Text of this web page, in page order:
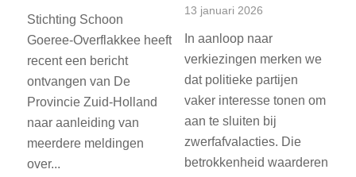
Stichting Schoon
Goeree-Overflakkee heeft
recent een bericht
ontvangen van De
Provincie Zuid-Holland
naar aanleiding van
meerdere meldingen
over...
13 januari 2026
In aanloop naar
verkiezingen merken we
dat politieke partijen
vaker interesse tonen om
aan te sluiten bij
zwerfafvalacties. Die
betrokkenheid waarderen